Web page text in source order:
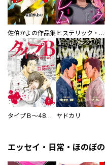
佐伯かよの作品集 ヒステリック・ハーレム～搾られる男と堕ちる女～【電子単行本版】
タイプＢ～48時間後、致死率100％～【単話】 ヤドカリ
エッセイ・日常・ほのぼの